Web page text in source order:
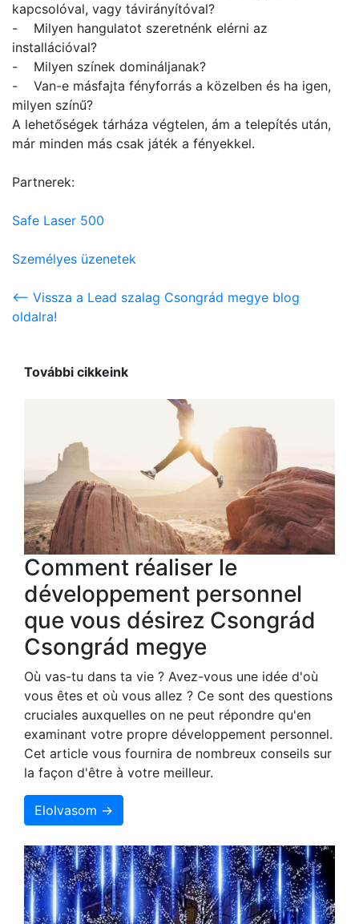
kapcsolóval, vagy távirányítóval?
- Milyen hangulatot szeretnénk elérni az
installációval?
- Milyen színek domináljanak?
- Van-e másfajta fényforrás a közelben és ha igen,
milyen színű?
A lehetőségek tárháza végtelen, ám a telepítés után,
már minden más csak játék a fényekkel.
Partnerek:
Safe Laser 500
Személyes üzenetek
<-- Vissza a Lead szalag Csongrád megye blog
oldalra!
További cikkeink
Comment réaliser le
développement personnel
que vous désirez Csongrád
Csongrád megye
Où vas-tu dans ta vie ? Avez-vous une idée d'où
vous êtes et où vous allez ? Ce sont des questions
cruciales auxquelles on ne peut répondre qu'en
examinant votre propre développement personnel.
Cet article vous fournira de nombreux conseils sur
la façon d'être à votre meilleur.
Elolvasom →